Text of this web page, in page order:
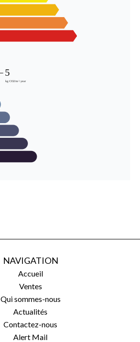
NAVIGATION
Accueil
Ventes
Qui sommes-nous
Actualités
Contactez-nous
Alert Mail